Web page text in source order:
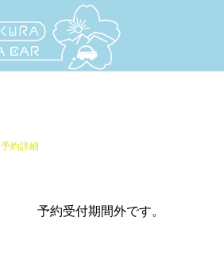
予約詳細
予約受付期間外です。